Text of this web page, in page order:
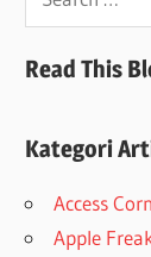
for:
Read This
Kategori
Access
Apple